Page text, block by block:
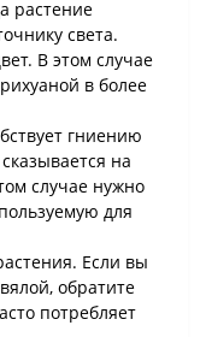
растение
света.
В этом случае
в более
гниению
на
случае нужно
для
Если вы
обратите
потребляет